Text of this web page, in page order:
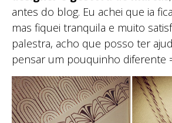
antes do blog. Eu achei que ia
mas fiquei tranquila e muito
palestra, acho que posso ter
pensar um pouquinho diferente